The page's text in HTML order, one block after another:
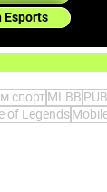
тэмцээн
спортMLBB
of Legends
Esports